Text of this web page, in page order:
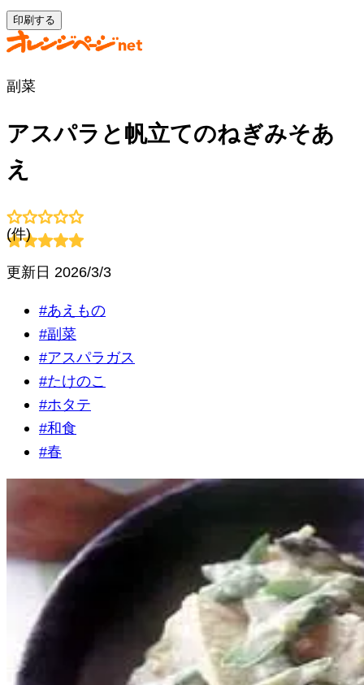
印刷する
副菜
アスパラと帆立てのねぎみそあ
え
(件)
更新日 2026/3/3
#あえもの
#副菜
#アスパラガス
#たけのこ
#ホタテ
#和食
#春